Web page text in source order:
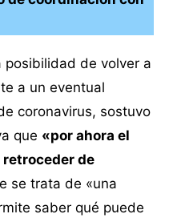
posibilidad de volver a
a un eventual
coronavirus, sostuvo
que «por ahora el
de
se trata de «una
saber qué puede